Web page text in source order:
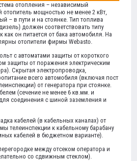
отопления – независимый
мощностью не менее 2 кВт,
– в пути и на стоянке. Тип топлива
должен соответствовать типу
как он питается от бака автомобиля. На
отопители фирмы Webasto.
с автоматами защиты от короткого
защиты от поражения электрическим
Скрытая электропроводка,
всего автомобиля (включая пост
от генератора при стоянке.
(сечение не менее 6 кв.мм. и
соединения с шиной заземления и
кабелей (в кабельных каналах) от
телеинспекции к кабельному барабану
кабелей в бюджетном варианте).
между отсеком оператора и
со сдвижным стеклом).